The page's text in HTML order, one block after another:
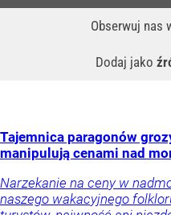
Obserwuj nas
Dodaj jako
Tajemnica paragonów
manipulują cenami nad
Narzekanie na ceny w
naszego wakacyjnego